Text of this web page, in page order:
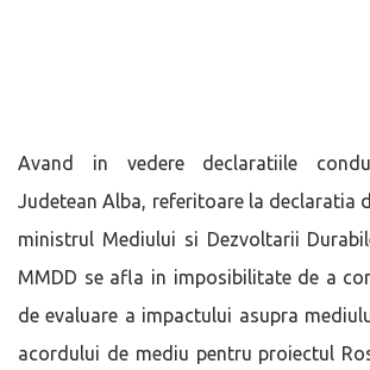
Avand in vedere declaratiile
Judetean Alba, referitoare la declaratia
ministrul Mediului si Dezvoltarii
MMDD se afla in imposibilitate de a
de evaluare a impactului asupra
acordului de mediu pentru proiectul